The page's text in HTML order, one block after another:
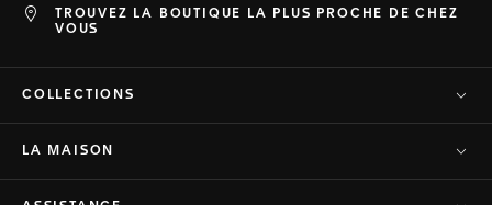
TROUVEZ LA BOUTIQUE LA PLUS PROCHE DE CHEZ
VOUS
COLLECTIONS
LA MAISON